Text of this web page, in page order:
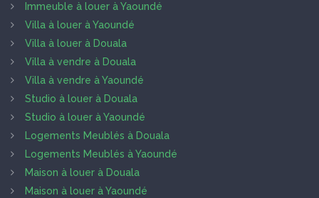
Immeuble à louer à Yaoundé
Villa à louer à Yaoundé
Villa à louer à Douala
Villa à vendre à Douala
Villa à vendre à Yaoundé
Studio à louer à Douala
Studio à louer à Yaoundé
Logements Meublés à Douala
Logements Meublés à Yaoundé
Maison à louer à Douala
Maison à louer à Yaoundé